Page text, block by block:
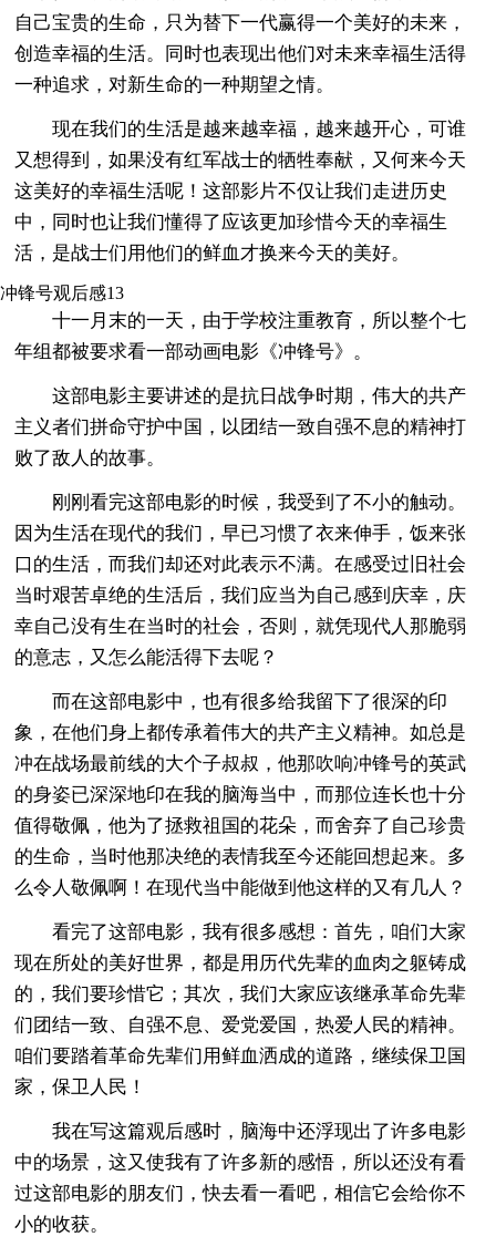
自己宝贵的生命，只为替下一代赢得一个美好的未来，
创造幸福的生活。同时也表现出他们对未来幸福生活得
一种追求，对新生命的一种期望之情。
现在我们的生活是越来越幸福，越来越开心，可谁
又想得到，如果没有红军战士的牺牲奉献，又何来今天
这美好的幸福生活呢！这部影片不仅让我们走进历史
中，同时也让我们懂得了应该更加珍惜今天的幸福生
活，是战士们用他们的鲜血才换来今天的美好。
冲锋号观后感13
十一月末的一天，由于学校注重教育，所以整个七
年组都被要求看一部动画电影《冲锋号》。
这部电影主要讲述的是抗日战争时期，伟大的共产
主义者们拼命守护中国，以团结一致自强不息的精神打
败了敌人的故事。
刚刚看完这部电影的时候，我受到了不小的触动。
因为生活在现代的我们，早已习惯了衣来伸手，饭来张
口的生活，而我们却还对此表示不满。在感受过旧社会
当时艰苦卓绝的生活后，我们应当为自己感到庆幸，庆
幸自己没有生在当时的社会，否则，就凭现代人那脆弱
的意志，又怎么能活得下去呢？
而在这部电影中，也有很多给我留下了很深的印
象，在他们身上都传承着伟大的共产主义精神。如总是
冲在战场最前线的大个子叔叔，他那吹响冲锋号的英武
的身姿已深深地印在我的脑海当中，而那位连长也十分
值得敬佩，他为了拯救祖国的花朵，而舍弃了自己珍贵
的生命，当时他那决绝的表情我至今还能回想起来。多
么令人敬佩啊！在现代当中能做到他这样的又有几人？
看完了这部电影，我有很多感想：首先，咱们大家
现在所处的美好世界，都是用历代先辈的血肉之躯铸成
的，我们要珍惜它；其次，我们大家应该继承革命先辈
们团结一致、自强不息、爱党爱国，热爱人民的精神。
咱们要踏着革命先辈们用鲜血洒成的道路，继续保卫国
家，保卫人民！
我在写这篇观后感时，脑海中还浮现出了许多电影
中的场景，这又使我有了许多新的感悟，所以还没有看
过这部电影的朋友们，快去看一看吧，相信它会给你不
小的收获。